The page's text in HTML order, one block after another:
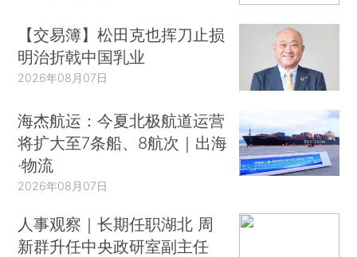
【交易簿】松田克也挥刀止损
明治折戟中国乳业
2026年08月07日
海杰航运：今夏北极航道运营
将扩大至7条船、8航次｜出海
·物流
2026年08月07日
人事观察｜长期任职湖北 周
新群升任中央政研室副主任